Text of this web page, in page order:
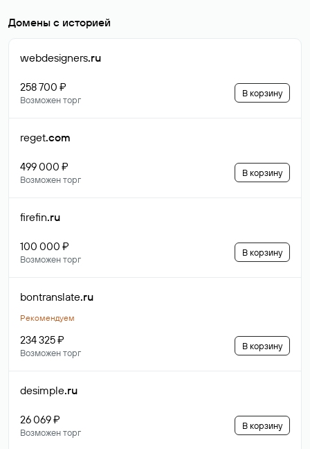
Домены с историей
webdesigners.ru
258 700 ₽
Возможен торг
В корзину
reget.com
499 000 ₽
Возможен торг
В корзину
firefin.ru
100 000 ₽
Возможен торг
В корзину
bontranslate.ru
Рекомендуем
234 325 ₽
Возможен торг
В корзину
desimple.ru
26 069 ₽
Возможен торг
В корзину